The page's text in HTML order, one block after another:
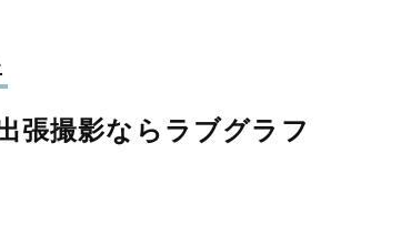
張撮影なら ラブグラフ